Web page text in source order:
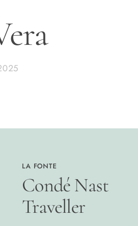
LA FONTE
Condé Nast
Traveller